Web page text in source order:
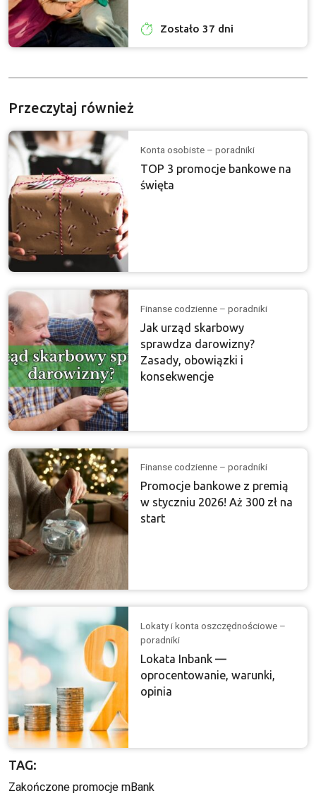
Zostało 37 dni
Przeczytaj również
Konta osobiste – poradniki
TOP 3 promocje bankowe na
święta
Finanse codzienne – poradniki
Jak urząd skarbowy
sprawdza darowizny?
Zasady, obowiązki i
konsekwencje
Finanse codzienne – poradniki
Promocje bankowe z premią
w styczniu 2026! Aż 300 zł na
start
Lokaty i konta oszczędnościowe –
poradniki
Lokata Inbank —
oprocentowanie, warunki,
opinia
TAG:
Zakończone promocje mBank